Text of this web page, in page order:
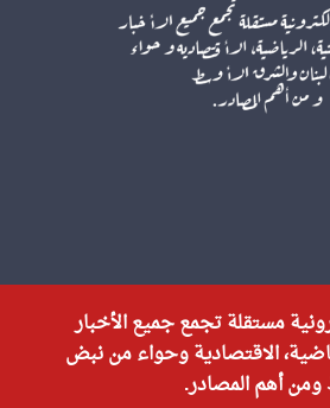
مستقلة تجمع جميع الأخبار
الاقتصادية وحواء من نبض
ومن أهم المصادر.